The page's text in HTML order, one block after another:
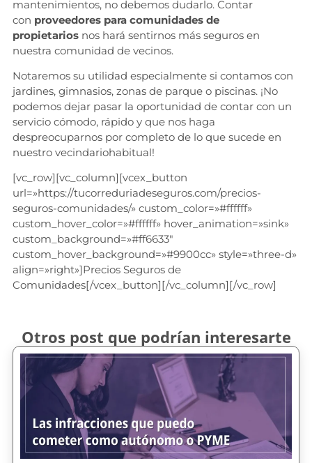
mantenimientos, no debemos dudarlo. Contar
con proveedores para comunidades de
propietariosnos hará sentirnos más seguros en
nuestra comunidad de vecinos.
Notaremos su utilidad especialmente si contamos con
jardines, gimnasios, zonas de parque o piscinas. ¡No
podemos dejar pasar la oportunidad de contar con un
servicio cómodo, rápido y que nos haga
despreocuparnos por completo de lo que sucede en
nuestro vecindariohabitual!
[vc_row][vc_column][vcex_button
url=»https://tucorreduriadeseguros.com/precios-
seguros-comunidades/» custom_color=»#ffffff»
custom_hover_color=»#ffffff» hover_animation=»sink»
custom_background=»#ff6633″
custom_hover_background=»#9900cc» style=»three-d»
align=»right»]Precios Seguros de
Comunidades[/vcex_button][/vc_column][/vc_row]
Otros post que podrían interesarte